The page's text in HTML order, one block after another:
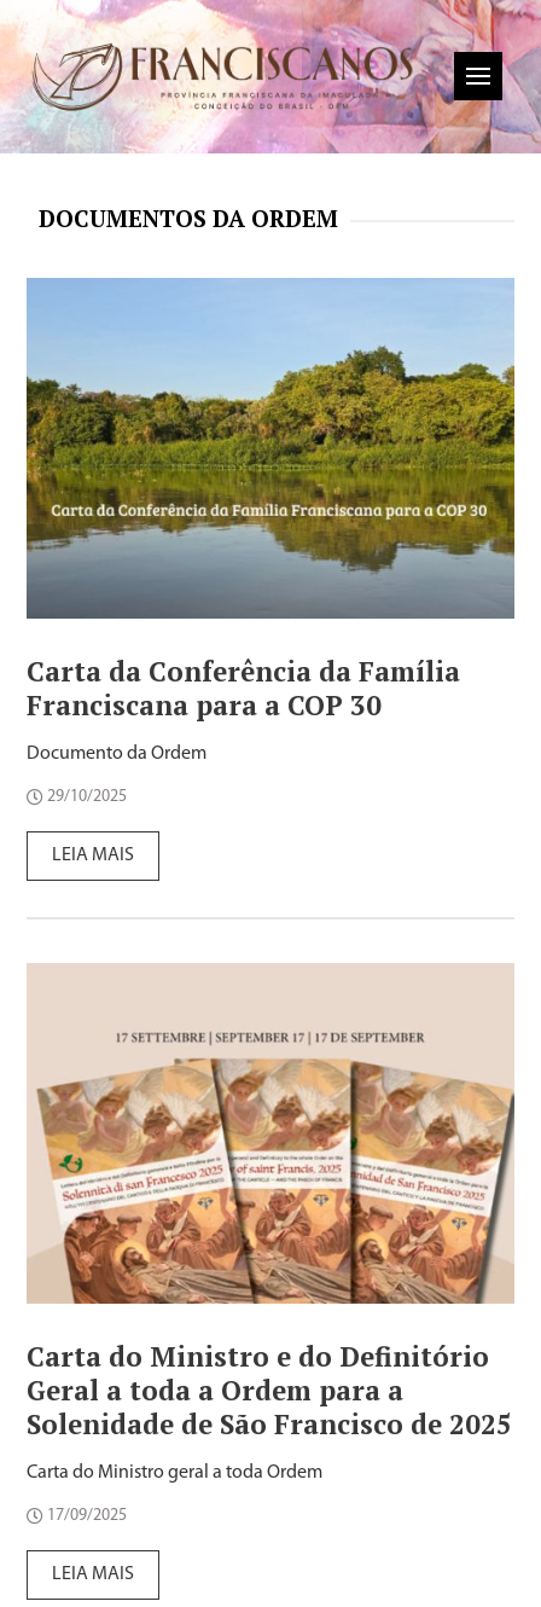
DOCUMENTOS DA ORDEM
Carta da Conferência da Família
Franciscana para a COP 30
Documento da Ordem
29/10/2025
LEIA MAIS
Carta do Ministro e do Definitório
Geral a toda a Ordem para a
Solenidade de São Francisco de 2025
Carta do Ministro geral a toda Ordem
17/09/2025
LEIA MAIS